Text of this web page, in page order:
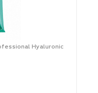
Hyaluronic